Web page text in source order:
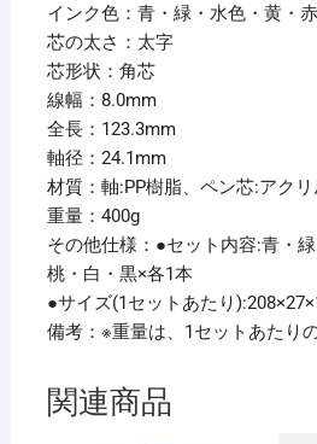
ッ
ト】
個
インク色：青・緑・水色・黄・
芯の太さ：太字
芯形状：角芯
線幅：8.0mm
全長：123.3mm
軸径：24.1mm
材質：軸:PP樹脂、ペン芯:アク
重量：400g
その他仕様：●セット内容:青・
桃・白・黒×各1本
●サイズ(1セットあたり
備考：※重量は、1セットあたり
関連商品